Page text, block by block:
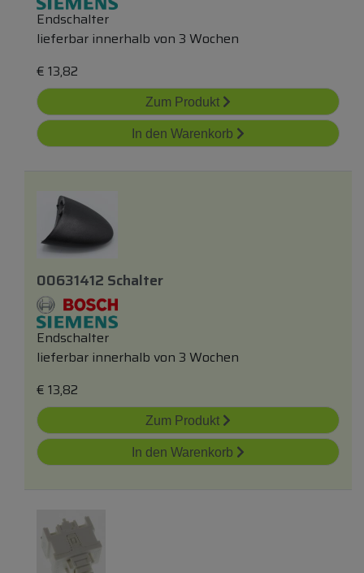
Endschalter
lieferbar innerhalb von 3 Wochen
€ 13,82
Zum Produkt
In den Warenkorb
00631412 Schalter
Endschalter
lieferbar innerhalb von 3 Wochen
€ 13,82
Zum Produkt
In den Warenkorb